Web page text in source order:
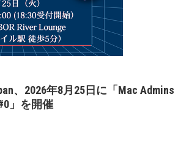
、2026年8月25日に「Mac Admins
」を開催